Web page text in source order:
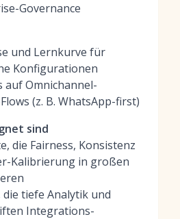
Governance
und Lernkurve für
Konfigurationen
auf Omnichannel-
(z. B. WhatsApp-first)
sind
die Fairness, Konsistenz
Kalibrierung in großen
tiefe Analytik und
Integrations-